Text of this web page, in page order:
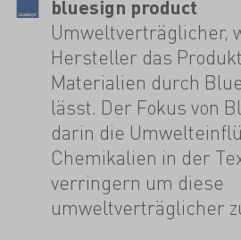
bluesign product
Umweltverträglicher,
Hersteller das
Materialien durch
lässt. Der Fokus von
darin die
Chemikalien in der
verringern um diese
umweltverträglicher